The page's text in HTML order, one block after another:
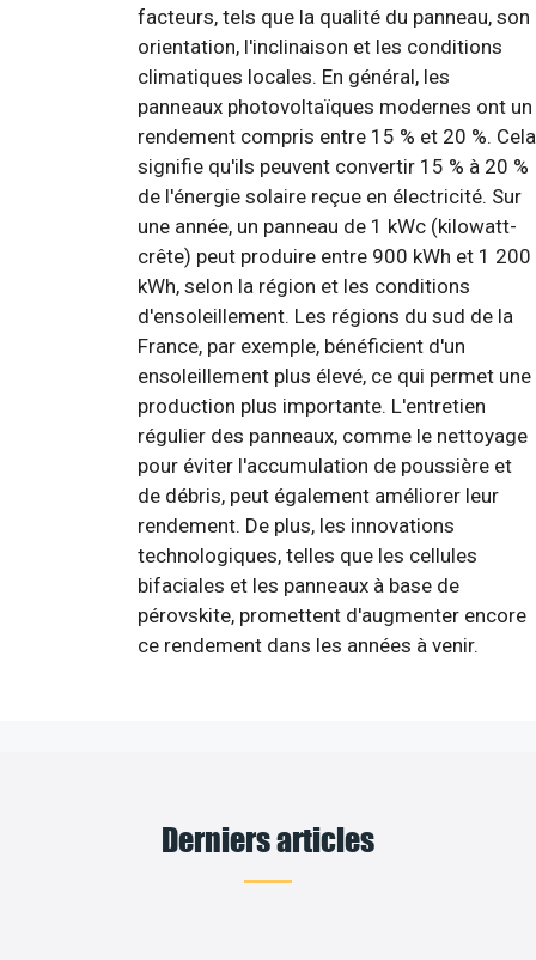
facteurs, tels que la qualité du panneau, son
orientation, l'inclinaison et les conditions
climatiques locales. En général, les
panneaux photovoltaïques modernes ont un
rendement compris entre 15 % et 20 %. Cela
signifie qu'ils peuvent convertir 15 % à 20 %
de l'énergie solaire reçue en électricité. Sur
une année, un panneau de 1 kWc (kilowatt-
crête) peut produire entre 900 kWh et 1 200
kWh, selon la région et les conditions
d'ensoleillement. Les régions du sud de la
France, par exemple, bénéficient d'un
ensoleillement plus élevé, ce qui permet une
production plus importante. L'entretien
régulier des panneaux, comme le nettoyage
pour éviter l'accumulation de poussière et
de débris, peut également améliorer leur
rendement. De plus, les innovations
technologiques, telles que les cellules
bifaciales et les panneaux à base de
pérovskite, promettent d'augmenter encore
ce rendement dans les années à venir.
Derniers articles